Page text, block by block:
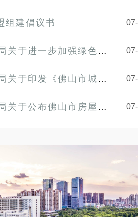
组建倡议书
加强绿色建筑监督管理的通知
市更新项目“一件事”办事指南》的通知
房屋维修“放心施工队”名单的通知